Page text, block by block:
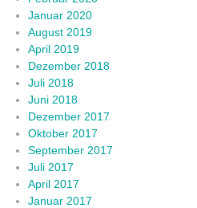
Januar 2020
August 2019
April 2019
Dezember 2018
Juli 2018
Juni 2018
Dezember 2017
Oktober 2017
September 2017
Juli 2017
April 2017
Januar 2017